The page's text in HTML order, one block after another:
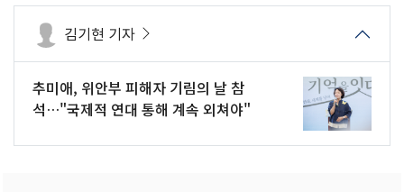
김기현 기자
추미애, 위안부 피해자 기림의 날 참
석…"국제적 연대 통해 계속 외쳐야"